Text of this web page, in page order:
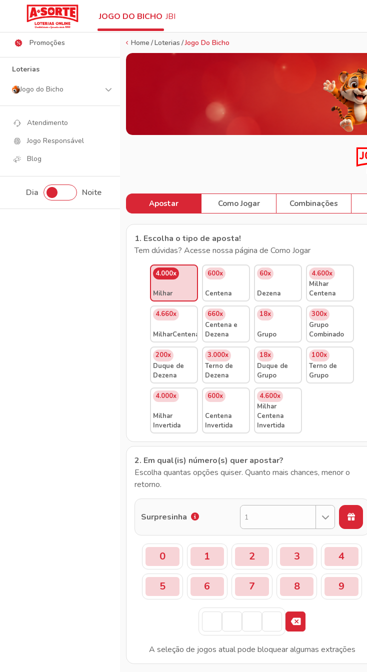
JOGO DO BICHO JBI
Home Loterias Jogo Do Bicho
Apostar Como Jogar Combinações
1. Escolha o tipo de aposta!
Tem dúvidas? Acesse nossa página de Como Jogar
4.000x
Milhar
600x
Centena
60x
Dezena
4.600x
Milhar
Centena
4.660x
MilharCentenaDezena
660x
Centena e
Dezena
18x
Grupo
300x
Grupo
Combinado
200x
Duque de
Dezena
3.000x
Terno de
Dezena
18x
Duque de
Grupo
100x
Terno de
Grupo
4.000x
Milhar
Invertida
600x
Centena
Invertida
4.600x
Milhar
Centena
Invertida
2. Em qual(is) número(s) quer apostar?
Escolha quantas opções quiser. Quanto mais chances, menor o
retorno.
Surpresinha 1
0 1 2 3 4
5 6 7 8 9
A seleção de jogos atual pode bloquear algumas extrações
Promoções
Loterias
Jogo do Bicho
Atendimento
Jogo Responsável
Blog
Dia Noite